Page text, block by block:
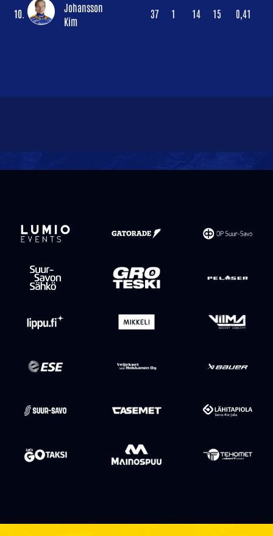
10.
Johansson
Kim
37 1 14 15 0,41